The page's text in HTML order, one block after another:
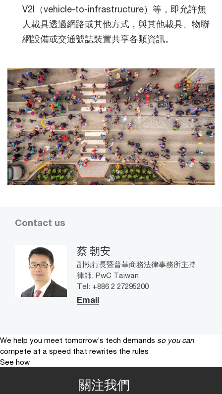
V2I（vehicle-to-infrastructure）等，即允許無
人載具透過網路或其他方式，與其他載具、物聯
網設備或交通號誌裝置共享各類資訊。
Contact us
蔡 朝安
副執行長暨普華商務法律事務所主持
律師, PwC Taiwan
Tel: +886 2 27295200
Email
We help you meet tomorrow’s tech demands so you can
compete at a speed that rewrites the rules
See how
關注我們